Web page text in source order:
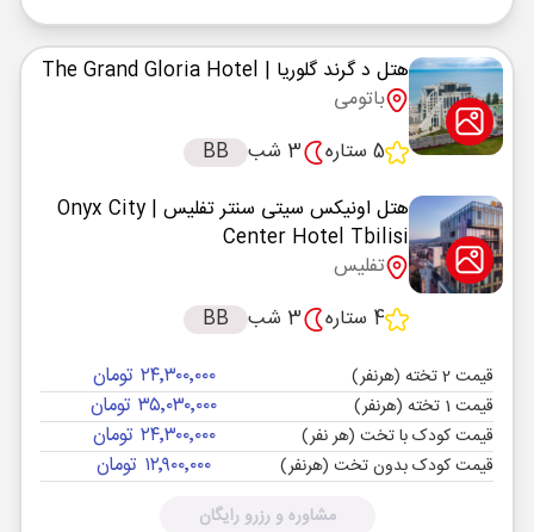
هتل د گرند گلوریا | The Grand Gloria Hotel
باتومی
5 ستاره
3 شب
BB
هتل اونیکس سیتی سنتر تفلیس | Onyx City
Center Hotel Tbilisi
تفلیس
4 ستاره
3 شب BB
قیمت 2 تخته (هرنفر) ۲۴٬۳۰۰٬۰۰۰ تومان
قیمت 1 تخته (هرنفر) ۳۵٬۰۳۰٬۰۰۰ تومان
قیمت کودک با تخت (هر نفر) ۲۴٬۳۰۰٬۰۰۰ تومان
قیمت کودک بدون تخت (هرنفر) ۱۲٬۹۰۰٬۰۰۰ تومان
مشاوره و رزرو رایگان